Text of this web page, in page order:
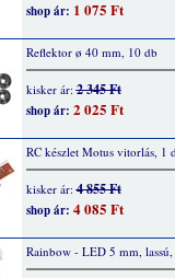
shop ár: 1 075 Ft
Reflektor ø 40 mm, 10 db
kisker ár:2 345 Ft
shop ár: 2 025 Ft
RC készlet Motus vitorlás, 1
kisker ár:4 855 Ft
shop ár: 4 085 Ft
Rainbow - LED 5 mm,